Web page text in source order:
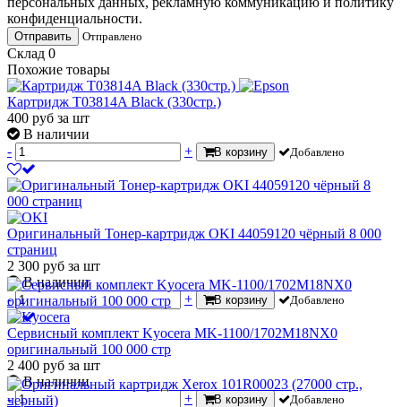
конфиденциальности.
Отправить Отправлено
Склад 0
Похожие товары
Картридж T03814A Black (330стр.)
400 руб за шт
В наличии
-
+ В корзину Добавлено
Оригинальный Тонер-картридж OKI 44059120 чёрный 8 000
страниц
2 300 руб за шт
В наличии
-
+ В корзину Добавлено
Сервисный комплект Kyocera MK-1100/1702M18NX0
оригинальный 100 000 стр
2 400 руб за шт
В наличии
-
+ В корзину Добавлено